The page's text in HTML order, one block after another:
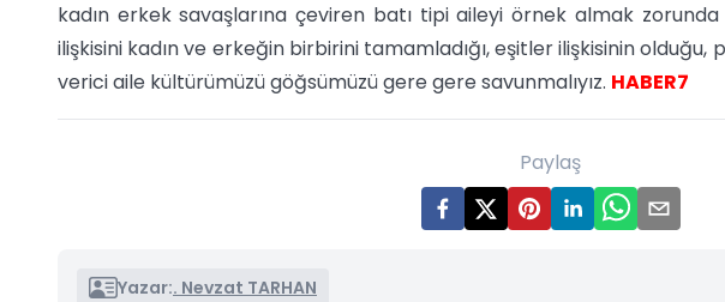
kadın erkek savaşlarına çeviren batı tipi aileyi örnek almak
ilişkisini kadın ve erkeğin birbirini tamamladığı, eşitler ilişkisinin olduğu,
verici aile kültürümüzü göğsümüzü gere gere savunmalıyız. HABER7
Paylaş
Yazar:. Nevzat TARHAN